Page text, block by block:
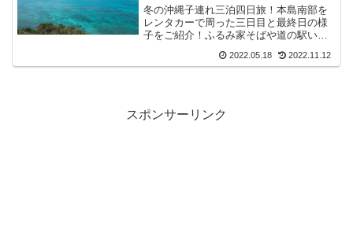
冬の沖縄子連れ三泊四日旅！本島南部を
レンタカーで周った三日目と最終日の様
子をご紹介！ふるみ家そばや道の駅いと
バーガーチェーンＡ＆Ｗの感想をお届け
2022.05.18 2022.11.12
スポンサーリンク